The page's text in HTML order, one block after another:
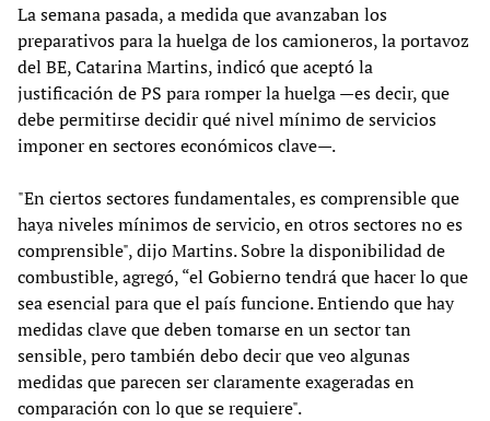
La semana pasada, a medida que avanzaban los
preparativos para la huelga de los camioneros, la portavoz
del BE, Catarina Martins, indicó que aceptó la
justificación de PS para romper la huelga —es decir, que
debe permitirse decidir qué nivel mínimo de servicios
imponer en sectores económicos clave—.
"En ciertos sectores fundamentales, es comprensible que
haya niveles mínimos de servicio, en otros sectores no es
comprensible", dijo Martins. Sobre la disponibilidad de
combustible, agregó, “el Gobierno tendrá que hacer lo que
sea esencial para que el país funcione. Entiendo que hay
medidas clave que deben tomarse en un sector tan
sensible, pero también debo decir que veo algunas
medidas que parecen ser claramente exageradas en
comparación con lo que se requiere".